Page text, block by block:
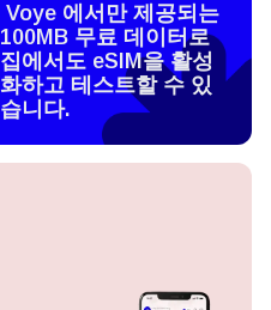
Voye 에서만 제공되는
100MB 무료 데이터로
집에서도 eSIM을 활성
화하고 테스트할 수 있
습니다.